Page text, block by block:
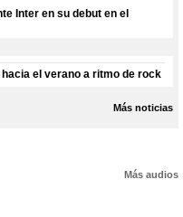
Inter en su debut en el
el verano a ritmo de rock
Más noticias
Más audios